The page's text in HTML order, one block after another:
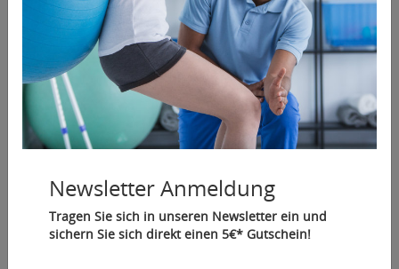
Newsletter Anmeldung
Tragen Sie sich in unseren Newsletter ein und
sichern Sie sich direkt einen 5€* Gutschein!